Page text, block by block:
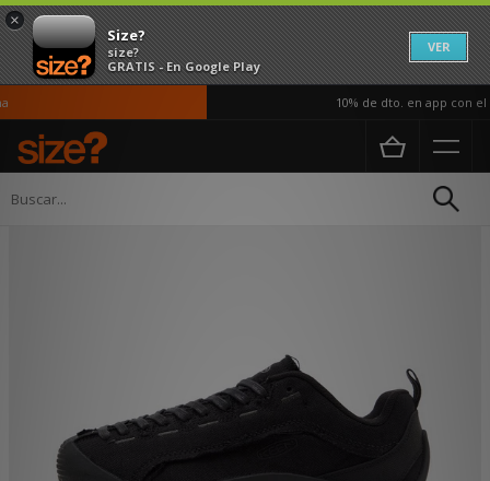
×
Size?
size?
GRATIS - En Google Play
VER
10% de dto. en app con el
Página principal